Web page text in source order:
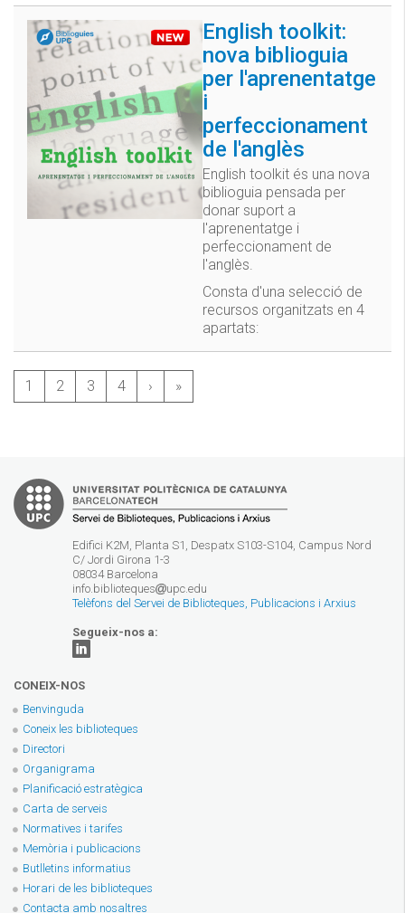
English toolkit:
nova biblioguia
per l'aprenentatge
i
perfeccionament
de l'anglès
English toolkit és una nova
biblioguia pensada per
donar suport a
l'aprenentatge i
perfeccionament de
l'anglès.
Consta d'una selecció de
recursos organitzats en 4
apartats:
1 2 3 4 › »
Edifici K2M, Planta S1, Despatx S103-S104, Campus Nord
C/ Jordi Girona 1-3
08034 Barcelona
info.biblioteques
upc.edu
Telèfons del Servei de Biblioteques, Publicacions i Arxius
Segueix-nos a:
CONEIX-NOS
Benvinguda
Coneix les biblioteques
Directori
Organigrama
Planificació estratègica
Carta de serveis
Normatives i tarifes
Memòria i publicacions
Butlletins informatius
Horari de les biblioteques
Contacta amb nosaltres